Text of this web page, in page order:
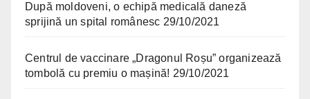
După moldoveni, o echipă medicală daneză
sprijină un spital românesc 29/10/2021
Centrul de vaccinare „Dragonul Roșu” organizează
tombolă cu premiu o mașină! 29/10/2021